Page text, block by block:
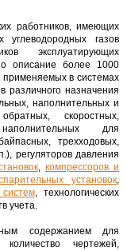
работников, имеющих
газов
эксплуатирующих
описание более 1000
в системах
различного назначения
наполнительных и
скоростных,
для
трехходовых,
регуляторов давления
, компрессоров и
установок,
, технологических
учета.
содержанием для
чертежей,